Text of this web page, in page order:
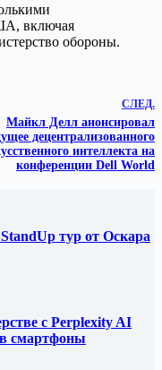
включая
обороны.
СЛЕД.
Майкл Делл анонсировал
децентрализованного
интеллекта на
конференции Dell World
тур от Оскара
с Perplexity AI
в смартфоны